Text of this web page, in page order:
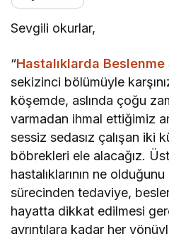
Sevgili okurlar,
“Hastalıklarda Beslenme
sekizinci bölümüyle
köşemde, aslında çoğu
varmadan ihmal ettiğimiz
sessiz sedasız çalışan iki
böbrekleri ele alacağız.
hastalıklarının ne
sürecinden tedaviye,
hayatta dikkat edilmesi
ayrıntılara kadar her